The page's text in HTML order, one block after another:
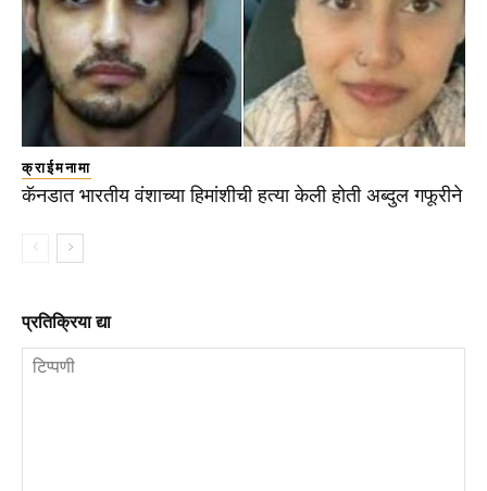
क्राईमनामा
कॅनडात भारतीय वंशाच्या हिमांशीची हत्या केली होती अब्दुल गफूरीने
प्रतिक्रिया द्या